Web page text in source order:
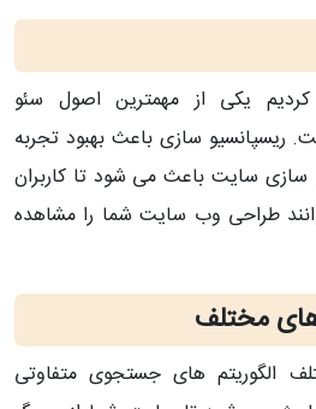
کردیم یکی از مهمترین اصول سئو
ریسپانسیو سازی باعث بهبود تجربه
سازی سایت باعث می شود تا کاربران
طراحی وب سایت شما را مشاهده
های مختلف
الگوریتم های جستجوی متفاوتی